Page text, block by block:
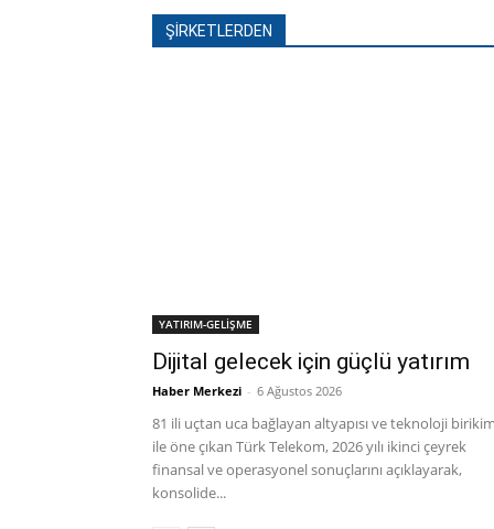
ŞİRKETLERDEN
YATIRIM-GELİŞME
Dijital gelecek için güçlü yatırım
Haber Merkezi - 6 Ağustos 2026
81 ili uçtan uca bağlayan altyapısı ve teknoloji
ile öne çıkan Türk Telekom, 2026 yılı ikinci çeyrek
finansal ve operasyonel sonuçlarını açıklayarak,
konsolide...